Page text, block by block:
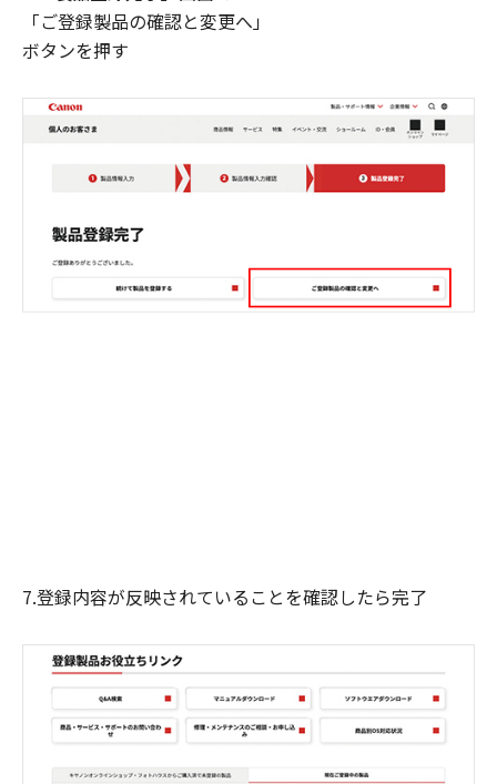
「ご登録製品の確認と変更へ」
ボタンを押す
7.登録内容が反映されていることを確認したら完了